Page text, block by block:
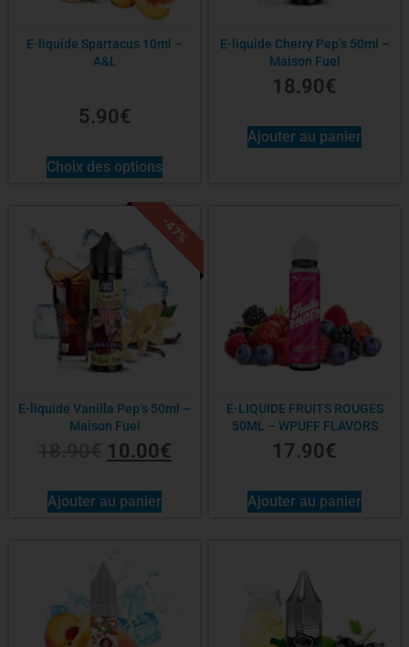
E-liquide Spartacus 10ml –
A&L
5.90€
Choix des options
E-liquide Cherry Pep’s 50ml –
Maison Fuel
18.90€
Ajouter au panier
-47%
E-liquide Vanilla Pep’s 50ml –
Maison Fuel
10.00€
Ajouter au panier
E-LIQUIDE FRUITS ROUGES
50ML – WPUFF FLAVORS
17.90€
Ajouter au panier